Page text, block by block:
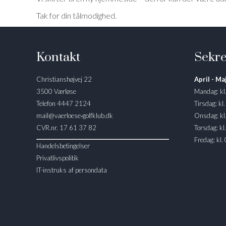
Tak for din tålmodighed.
Kontakt
Christianshøjvej 22
3500 Værløse
Telefon 4447 2124
mail@vaerloese‑golfklub.dk
CVR.nr. 17 61 37 82
Handelsbetingelser
Privatlivspolitik
IT-instruks af persondata
April -
Mandag:
Tirsdag:
Onsdag:
Torsdag:
Fredag: